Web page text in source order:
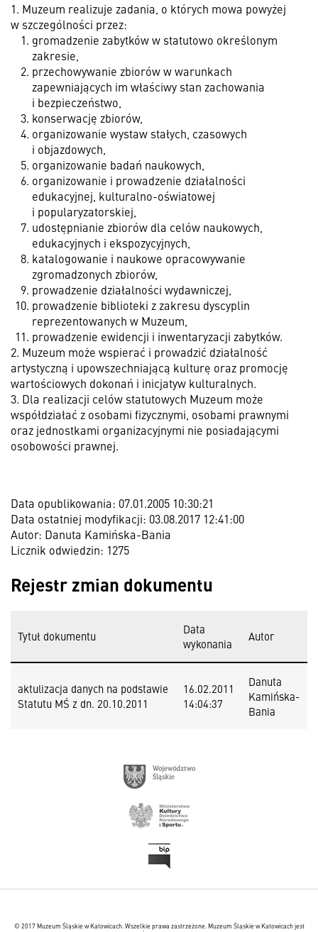
1. Muzeum realizuje zadania, o których mowa powyżej
w szczególności przez:
gromadzenie zabytków w statutowo określonym
zakresie,
przechowywanie zbiorów w warunkach
zapewniających im właściwy stan zachowania
i bezpieczeństwo,
konserwację zbiorów,
organizowanie wystaw stałych, czasowych
i objazdowych,
organizowanie badań naukowych,
organizowanie i prowadzenie działalności
edukacyjnej, kulturalno-oświatowej
i popularyzatorskiej,
udostępnianie zbiorów dla celów naukowych,
edukacyjnych i ekspozycyjnych,
katalogowanie i naukowe opracowywanie
zgromadzonych zbiorów,
prowadzenie działalności wydawniczej,
prowadzenie biblioteki z zakresu dyscyplin
reprezentowanych w Muzeum,
prowadzenie ewidencji i inwentaryzacji zabytków.
2. Muzeum może wspierać i prowadzić działalność
artystyczną i upowszechniającą kulturę oraz promocję
wartościowych dokonań i inicjatyw kulturalnych.
3. Dla realizacji celów statutowych Muzeum może
współdziałać z osobami fizycznymi, osobami prawnymi
oraz jednostkami organizacyjnymi nie posiadającymi
osobowości prawnej.
Data opublikowania: 07.01.2005 10:30:21
Data ostatniej modyfikacji: 03.08.2017 12:41:00
Autor: Danuta Kamińska-Bania
Licznik odwiedzin: 1275
Rejestr zmian dokumentu
Tytuł dokumentu
Data
wykonania
Autor
aktulizacja danych na podstawie
Statutu MŚ z dn. 20.10.2011
16.02.2011
14:04:37
Danuta
Kamińska-
Bania
© 2017 Muzeum Śląskie w Katowicach. Wszelkie prawa zastrzeżone. Muzeum Śląskie w Katowicach jest